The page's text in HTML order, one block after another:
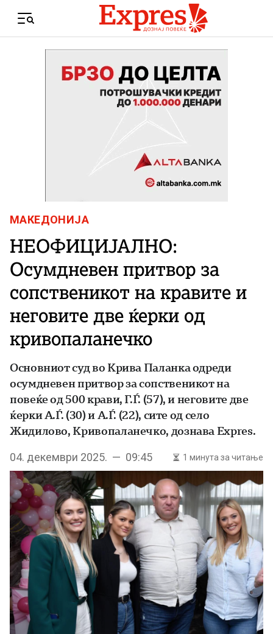
Menu
МАКЕДОНИЈА
НЕОФИЦИЈАЛНО:
Осумдневен притвор за
сопственикот на кравите и
неговите две ќерки од
кривопаланечко
Основниот суд во Крива Паланка одреди
осумдневен притвор за сопственикот на
повеќе од 500 крави, Г.Ѓ. (57), и неговите две
ќерки А.Ѓ. (30) и А.Ѓ. (22), сите од село
Жидилово, Кривопаланечко, дознава Expres.
04. декември 2025. — 09:45 1 минута за читање